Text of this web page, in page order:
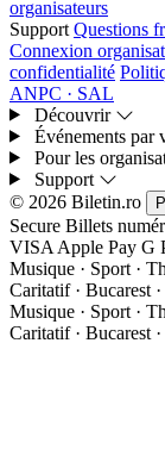
organisateurs
Support Questions
Connexion
confidentialité
ANPC · SAL
Découvrir
Événements par
Pour les
Support
© 2026 Biletin.ro
Secure Billets
VISA Apple Pay G
Musique · Sport ·
Caritatif · Bucarest
Musique · Sport ·
Caritatif · Bucarest